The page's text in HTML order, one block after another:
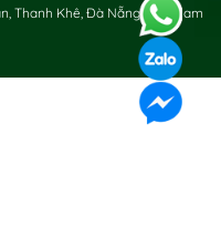
Thanh Khê, Đà Nẵng, Việt Nam